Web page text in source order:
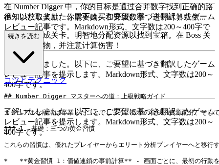
承知いたしました。以下は、ご要望に基づき翻訳したゲーム
レビュー記事です。Markdown形式、文字数は200～400字で
す。
了解いたしました。以下に、ご要望に基づき翻訳したゲーム
レビュー記事を提示します。Markdown形式、文字数は200～
400字です。
了解いたしました。以下に、ご要望に基づき翻訳したゲーム
レビュー記事を提示します。Markdown形式、文字数は200～
400字です。
在 Number Digger 中，你的目标是通过合并数字找到正确的路
径，以获取奖励。你需要购买和升级数字，进行计算或依...
靠运气来完成关卡。明智地分配资源以找到宝箱。在 Boss 关
卡中击败怪物，并注意计算伤害！
続きを読む
コツとテクニック
## Number Digger マスターへの道：上級戦略ガイド
カジュアルな段階は卒業したことでしょう。数字の合成、資源配分、そ
### 1. 基礎：三つの黄金習慣
これらの習慣は、優れたプレイヤーからエリート分析プレイヤーへと移
*   **黄金習慣 1：価値連鎖の事前計算** - 画面ごとに、最初の行動を起